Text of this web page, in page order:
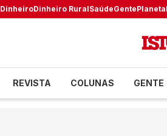
DinheiroDinheiro RuralSaúdeGentePlaneta
REVISTA COLUNAS GENTE